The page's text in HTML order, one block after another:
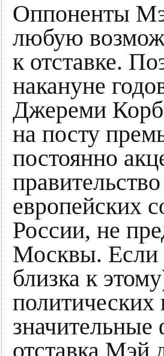
Оппоненты
любую
к отставке.
накануне
Джереми
на посту
постоянно
европейских
России, не
Москвы. Если
близка к
политических
отставка Мэй